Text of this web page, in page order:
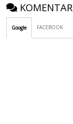
KOMENTAR
Google FACEBOOK